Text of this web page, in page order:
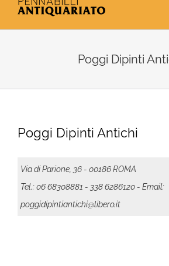
Poggi Dipinti
Poggi Dipinti Antichi
Via di Parione, 36 - 00186 ROMA
Tel.: 06 68308881 - 338 6286120- Email:
poggidipintiantichi@libero.it